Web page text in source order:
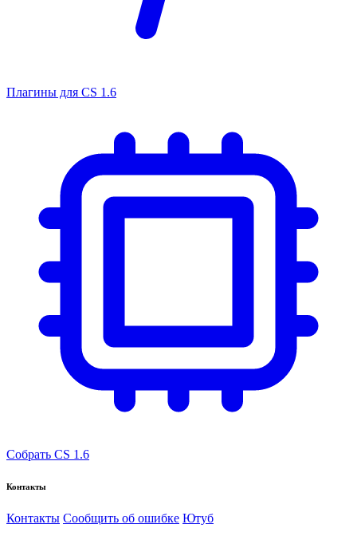
Плагины для CS 1.6
Собрать CS 1.6
Контакты
Контакты Сообщить об ошибке Ютуб